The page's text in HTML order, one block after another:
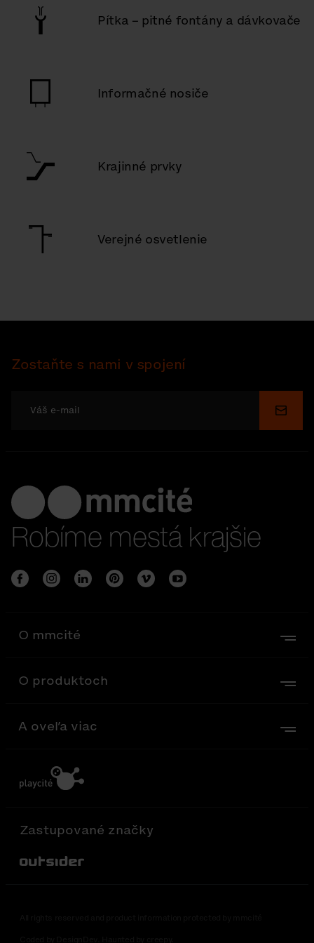
Pítka – pitné fontány a dávkovače
Informačné nosiče
Krajinné prvky
Verejné osvetlenie
Zostaňte s nami v spojení
Robíme mestá krajšie
O mmcité
O produktoch
A oveľa viac
Zastupované značky
Out-Sider